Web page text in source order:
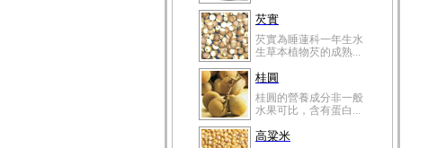
芡實
芡實為睡蓮科一年生水
生草本植物芡的成熟...
桂圓
桂圓的營養成分非一般
水果可比，含有蛋白...
高粱米